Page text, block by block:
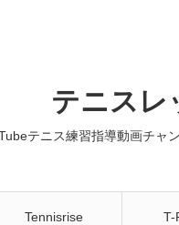
テニス
テニス練習指導動画チ
Tennisrise T-